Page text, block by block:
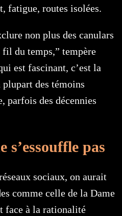
fatigue, routes isolées.
non plus des canulars
du temps,” tempère
est fascinant, c’est la
des témoins
parfois des décennies
s’essouffle pas
sociaux, on aurait
comme celle de la Dame
face à la rationalité